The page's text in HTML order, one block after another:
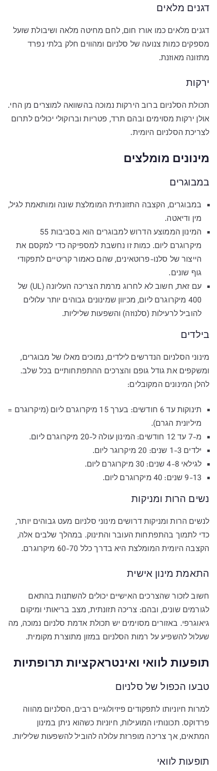
דגנים מלאים
דגנים מלאים כמו אורז חום, לחם מחיטה מלאה ושיבולת שועל
מספקים כמות צנועה של סלניום ומהווים חלק בלתי נפרד
מתזונה מאוזנת.
ירקות
תכולת הסלניום ברוב הירקות נמוכה בהשוואה למוצרים מן החי.
אולן ירקות מסוימים ובהם תרד, פטריות וברוקולי יכולים לתרום
לצריכת הסלניום היומית.
מינונים מומלצים
במבוגרים
במבוגרים, הקצבה התזונתית המומלצת שונה ומותאמת לגיל,
מין ודיאטה.
המינון הממוצע הדרוש למבוגרים הוא בסביבות 55
מיקרוגרם ליום. כמות זו נחשבת למספיקה כדי למקסם את
הייצור של סלנו-פרוטאינים, שהם כאמור קריטיים לתפקודי
גוף שונים.
עם זאת, חשוב לא לחרוג מרמת הצריכה העליונה (UL) של
400 מיקרוגרם ליום, מכיוון שמינונים גבוהים יותר עלולים
להוביל לרעילות (סלנוזה) והשפעות שליליות.
בילדים
מינוני הסלניום הנדרשים לילדים, נמוכים מאלו של מבוגרים,
ומשקפים את גודל גופם והצרכים ההתפתחותיים בכל שלב.
להלן המינונים המקובלים:
תינוקות עד 6 חודשים: בערך 15 מיקרוגרם ליום (מיקרוגרם =
מיליונית הגרם).
מ-7 עד 12 חודשים: המינון עולה ל-20 מיקרוגרם ליום.
ילדים 1-3 שנים: 20 מיקרוגר ליום.
לגילאי 4-8 שנים: 30 מיקרוגרם ליום.
9-13 שנים: 40 מיקרוגרם ליום.
נשים הרות ומניקות
לנשים הרות ומניקות דרושים מינוני סלניום מעט גבוהים יותר,
כדי לתמוך בהתפתחות העובר והתינוק. במהלך שלבים אלה,
הקצבה היומית המומלצת היא בדרך כלל 60-70 מיקרוגרם.
התאמת מינון אישית
חשוב לזכור שהצרכים האישיים יכולים להשתנות בהתאם
לגורמים שונים, ובהם: צריכה תזונתית, מצב בריאותי ומיקום
גיאוגרפי. באזורים מסוימים יש תכולת אדמת סלניום נמוכה, מה
שעלול להשפיע על רמות הסלניום במזון מתוצרת מקומית.
תופעות לוואי ואינטראקציות תרופתיות
טבעו הכפול של סלניום
למרות חיוניותו לתפקודים פיזיולוגיים רבים, הסלניום מהווה
פרדוקס. תכונותיו המועילות, חיוניות כשהוא ניתן במינון
המתאים, אך צריכה מופרזת עלולה להוביל להשפעות שליליות.
תופעות לוואי